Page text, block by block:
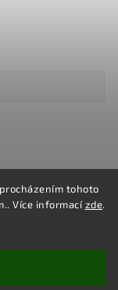
tohoto
Více informacízde.